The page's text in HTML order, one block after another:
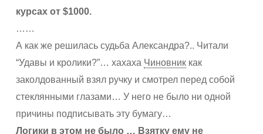
курсах от $1000.
……
А как же решилась судьба Александра?.. Читали
“Удавы и кролики?”… хахаха Чиновниккак
заколдованный взял ручку и смотрел перед собой
стеклянными глазами… У него не было ни одной
причины подписывать эту бумагу…
Логики в этом не было … Взятку ему не